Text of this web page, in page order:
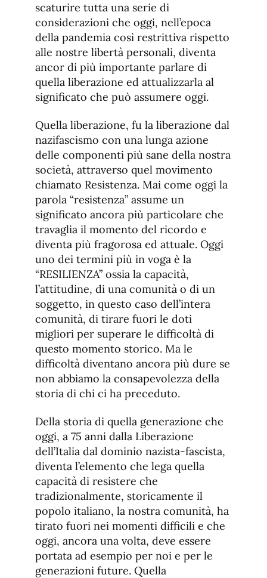
scaturire tutta una serie di
considerazioni che oggi, nell’epoca
della pandemia così restrittiva rispetto
alle nostre libertà personali, diventa
ancor di più importante parlare di
quella liberazione ed attualizzarla al
significato che può assumere oggi.
Quella liberazione, fu la liberazione dal
nazifascismo con una lunga azione
delle componenti più sane della nostra
società, attraverso quel movimento
chiamato Resistenza. Mai come oggi la
parola “resistenza” assume un
significato ancora più particolare che
travaglia il momento del ricordo e
diventa più fragorosa ed attuale. Oggi
uno dei termini più in voga è la
“RESILIENZA” ossia la capacità,
l’attitudine, di una comunità o di un
soggetto, in questo caso dell’intera
comunità, di tirare fuori le doti
migliori per superare le difficoltà di
questo momento storico. Ma le
difficoltà diventano ancora più dure se
non abbiamo la consapevolezza della
storia di chi ci ha preceduto.
Della storia di quella generazione che
oggi, a 75 anni dalla Liberazione
dell’Italia dal dominio nazista-fascista,
diventa l’elemento che lega quella
capacità di resistere che
tradizionalmente, storicamente il
popolo italiano, la nostra comunità, ha
tirato fuori nei momenti difficili e che
oggi, ancora una volta, deve essere
portata ad esempio per noi e per le
generazioni future. Quella